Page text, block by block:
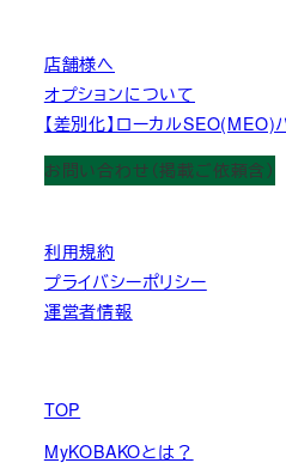
店舗様へ
オプションについて
【差別化】ローカル
お問い合わせ（掲載ご依頼含）
利用規約
プライバシーポリシー
運営者情報
TOP
MyKOBAKOとは？